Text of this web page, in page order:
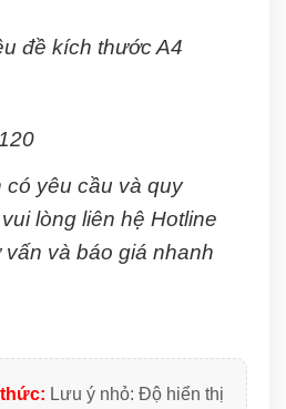
đề kích thước A4
có yêu cầu và quy
lòng liên hệ Hotline
và báo giá nhanh
Lưu ý nhỏ: Độ hiển thị